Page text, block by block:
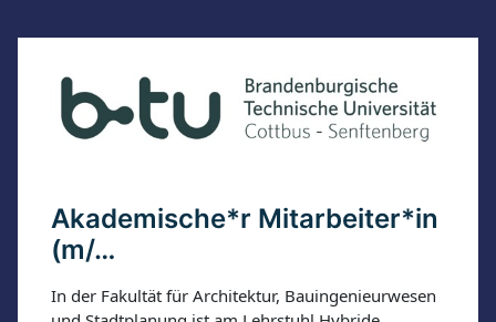
Akademische*r Mitarbeiter*in
(m/…
In der Fakultät für Architektur, Bauingenieurwesen